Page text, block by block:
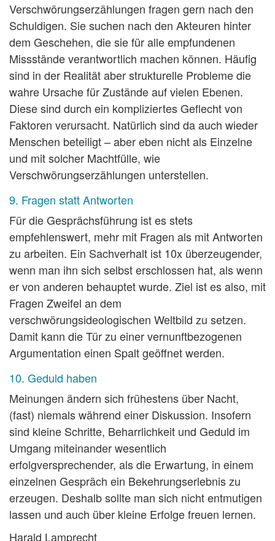
Verschwörungserzählungen fragen gern nach den
Schuldigen. Sie suchen nach den Akteuren hinter
dem Geschehen, die sie für alle empfundenen
Missstände verantwortlich machen können. Häufig
sind in der Realität aber strukturelle Probleme die
wahre Ursache für Zustände auf vielen Ebenen.
Diese sind durch ein kompliziertes Geflecht von
Faktoren verursacht. Natürlich sind da auch wieder
Menschen beteiligt – aber eben nicht als Einzelne
und mit solcher Machtfülle, wie
Verschwörungserzählungen unterstellen.
9. Fragen statt Antworten
Für die Gesprächsführung ist es stets
empfehlenswert, mehr mit Fragen als mit Antworten
zu arbeiten. Ein Sachverhalt ist 10x überzeugender,
wenn man ihn sich selbst erschlossen hat, als wenn
er von anderen behauptet wurde. Ziel ist es also, mit
Fragen Zweifel an dem
verschwörungsideologischen Weltbild zu setzen.
Damit kann die Tür zu einer vernunftbezogenen
Argumentation einen Spalt geöffnet werden.
10. Geduld haben
Meinungen ändern sich frühestens über Nacht,
(fast) niemals während einer Diskussion. Insofern
sind kleine Schritte, Beharrlichkeit und Geduld im
Umgang miteinander wesentlich
erfolgversprechender, als die Erwartung, in einem
einzelnen Gespräch ein Bekehrungserlebnis zu
erzeugen. Deshalb sollte man sich nicht entmutigen
lassen und auch über kleine Erfolge freuen lernen.
Harald Lamprecht